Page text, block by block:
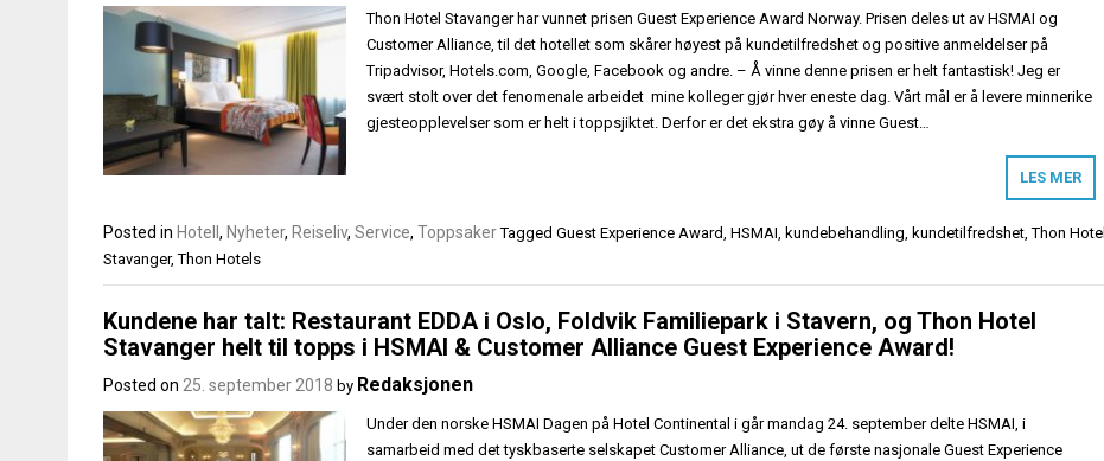
Thon Hotel Stavanger har vunnet prisen Guest Experience Award Norway. Prisen deles ut av HSMAI og
Customer Alliance, til det hotellet som skårer høyest på kundetilfredshet og positive anmeldelser på
Tripadvisor, Hotels.com, Google, Facebook og andre. – Å vinne denne prisen er helt fantastisk! Jeg er
svært stolt over det fenomenale arbeidet mine kolleger gjør hver eneste dag. Vårt mål er å levere minnerike
gjesteopplevelser som er helt i toppsjiktet. Derfor er det ekstra gøy å vinne Guest…
LES MER
Posted in Hotell , Nyheter, Reiseliv, Service, Toppsaker Tagged Guest Experience Award HSMAI kundebehandling kundetilfredshet ,Thon Hotel
Stavanger,Thon Hotels
Kundene har talt: Restaurant EDDA i Oslo, Foldvik Familiepark i Stavern, og Thon Hotel
Stavanger helt til topps i HSMAI & Customer Alliance Guest Experience Award!
Posted on 25. september 2018 by Redaksjonen
Under den norske HSMAI Dagen på Hotel Continental i går mandag 24. september delte HSMAI, i
samarbeid med det tyskbaserte selskapet Customer Alliance, ut de første nasjonale Guest Experience